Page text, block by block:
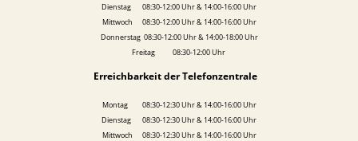
Dienstag 08:30-12:00 Uhr & 14:00-16:00 Uhr
Mittwoch 08:30-12:00 Uhr & 14:00-16:00 Uhr
Donnerstag 08:30-12:00 Uhr & 14:00-18:00 Uhr
Freitag 08:30-12:00 Uhr
Erreichbarkeit der Telefonzentrale
Montag 08:30-12:30 Uhr & 14:00-16:00 Uhr
Dienstag 08:30-12:30 Uhr & 14:00-16:00 Uhr
Mittwoch 08:30-12:30 Uhr & 14:00-16:00 Uhr